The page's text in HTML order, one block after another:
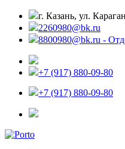
г. Казань, ул.
2260980@bk.ru
8800980@bk.ru -
+7 (917) 880-09-80
+7 (917) 880-09-80